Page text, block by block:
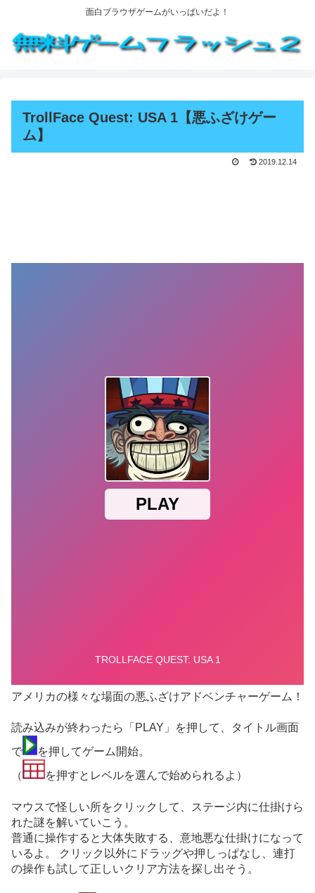
面白ブラウザゲームがいっぱいだよ！
TrollFace Quest: USA 1【悪ふざけゲー
ム】
2019.12.14
アメリカの様々な場面の悪ふざけアドベンチャーゲーム！
読み込みが終わったら「PLAY」を押して、タイトル画面
で
を押してゲーム開始。
（
を押すとレベルを選んで始められるよ）
マウスで怪しい所をクリックして、ステージ内に仕掛けら
れた謎を解いていこう。
普通に操作すると大体失敗する、意地悪な仕掛けになって
いるよ。 クリック以外にドラッグや押しっぱなし、連打
の操作も試して正しいクリア方法を探し出そう。